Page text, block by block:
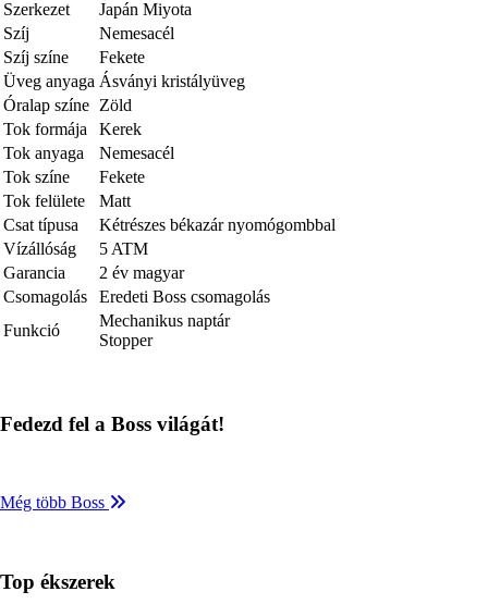
Szerkezet
Japán Miyota
Szíj
Nemesacél
Szíj színe
Fekete
Üveg anyaga Ásványi kristályüveg
Óralap színe Zöld
Tok formája
Kerek
Tok anyaga
Nemesacél
Tok színe
Fekete
Tok felülete
Matt
Csat típusa
Kétrészes békazár nyomógombbal
Vízállóság
5 ATM
Garancia
2 év magyar
Csomagolás
Eredeti Boss csomagolás
Funkció
Mechanikus naptár
Stopper
Fedezd fel a Boss világát!
Még több Boss
Top ékszerek